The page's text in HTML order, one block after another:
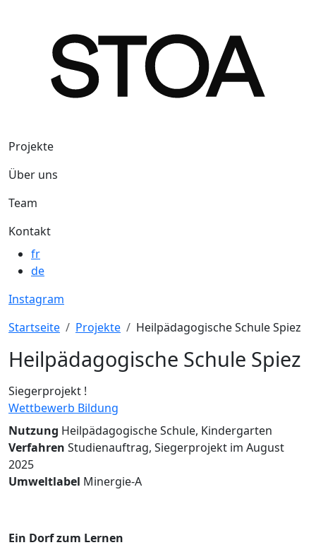
Navigation principale
Projekte
Über uns
Team
Kontakt
fr
de
Instagram
Pfadnavigation
Startseite Projekte Heilpädagogische Schule Spiez
Heilpädagogische Schule Spiez
Siegerprojekt !
Wettbewerb Bildung
Nutzung Heilpädagogische Schule, Kindergarten
Verfahren Studienauftrag, Siegerprojekt im August
2025
Umweltlabel Minergie-A
Ein Dorf zum Lernen